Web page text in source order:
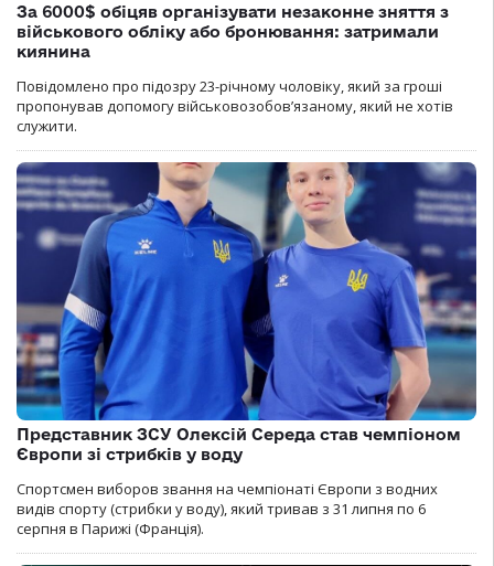
За 6000$ обіцяв організувати незаконне зняття з
військового обліку або бронювання: затримали
киянина
Повідомлено про підозру 23-річному чоловіку, який за гроші
пропонував допомогу військовозобов’язаному, який не хотів
служити.
Представник ЗСУ Олексій Середа став чемпіоном
Європи зі стрибків у воду
Спортсмен виборов звання на чемпіонаті Європи з водних
видів спорту (стрибки у воду), який тривав з 31 липня по 6
серпня в Парижі (Франція).